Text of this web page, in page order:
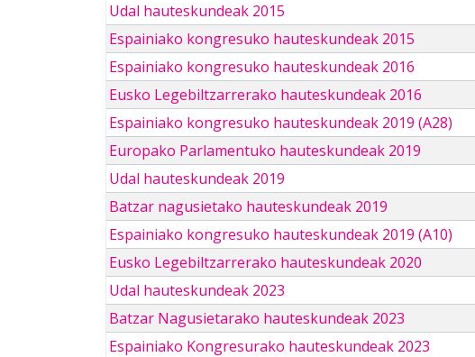
Udal hauteskundeak 2015
Espainiako kongresuko hauteskundeak 2015
Espainiako kongresuko hauteskundeak 2016
Eusko Legebiltzarrerako hauteskundeak 2016
Espainiako kongresuko hauteskundeak 2019 (A28)
Europako Parlamentuko hauteskundeak 2019
Udal hauteskundeak 2019
Batzar nagusietako hauteskundeak 2019
Espainiako kongresuko hauteskundeak 2019 (A10)
Eusko Legebiltzarrerako hauteskundeak 2020
Udal hauteskundeak 2023
Batzar Nagusietarako hauteskundeak 2023
Espainiako Kongresurako hauteskundeak 2023